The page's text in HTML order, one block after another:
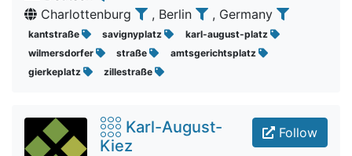
Charlottenburg
, Berlin , Germany
kantstraße savignyplatz
karl-august-platz
wilmersdorfer
straße
amtsgerichtsplatz
gierkeplatz
zillestraße
Follow
𓃑 Karl-August-
Kiez